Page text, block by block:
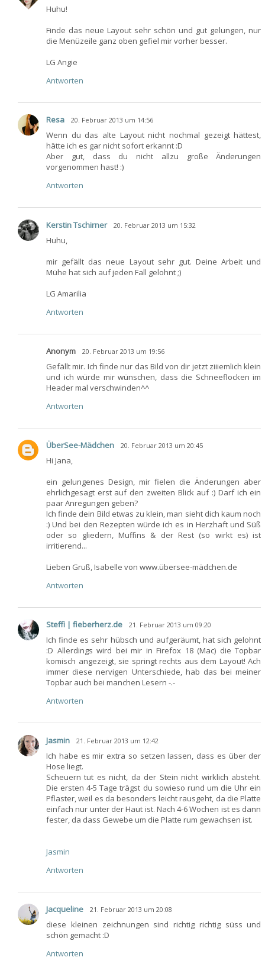
Huhu!
Finde das neue Layout sehr schön und gut gelungen, nur
die Menüzeile ganz oben gefiel mir vorher besser.
LG Angie
Antworten
Resa 20. Februar 2013 um 14:56
Wenn du das alte Layout nicht nochmal gezeigt hättest,
hätte ich es gar nicht sofort erkannt :D
Aber gut, dass du nicht allzu große Änderungen
vorgenommen hast! :)
Antworten
Kerstin Tschirner 20. Februar 2013 um 15:32
Huhu,
mir gefällt das neue Layout sehr gut. Deine Arbeit und
Mühe hat sich auf jeden Fall gelohnt ;)
LG Amarilia
Antworten
Anonym 20. Februar 2013 um 19:56
Gefällt mir. Ich finde nur das Bild von dir jetzt ziiiemlich klein
und ich würde mir wünschen, dass die Schneeflocken im
Header mal verschwinden^^
Antworten
ÜberSee-Mädchen 20. Februar 2013 um 20:45
Hi Jana,
ein gelungenes Design, mir fielen die Änderungen aber
ehrlichgesagt erst auf den zweiten Blick auf :) Darf ich ein
paar Anregungen geben?
Ich finde dein Bild etwas zu klein, man sieht dich kaum noch
:) Und bei den Rezepten würde ich es in Herzhaft und Süß
oder so gliedern, Muffins & der Rest (so wirkt es) ist
irritierend...
Lieben Gruß, Isabelle von www.übersee-mädchen.de
Antworten
Steffi | fieberherz.de 21. Februar 2013 um 09:20
Ich finde es sehr hübsch und aufgeräumt, hat sich gelohnt
:D Allerdings wird bei mir in Firefox 18 (Mac) die Topbar
komisch angezeigt, sie springt rechts aus dem Layout! Ach
immer diese nervigen Unterschiede, hab das bei meiner
Topbar auch bei manchen Lesern -.-
Antworten
Jasmin 21. Februar 2013 um 12:42
Ich habe es mir extra so setzen lassen, dass es über der
Hose liegt.
Scheuern tut es nicht, da der Stein nicht wirklich absteht.
Die ersten 4-5 Tage trägst du sowieso rund um die Uhr ein
Pflaster, weil es da besonders leicht rausgeht, da die Platte
einfach nur unter der Haut ist. Nach 4-6 Wochen ist es dann
fester, da dass Gewebe um die Platte rum gewachsen ist.
Jasmin
Antworten
Jacqueline 21. Februar 2013 um 20:08
diese kleinen zeichnungen sind richtig richtig süss und
schön gemacht :D
Antworten